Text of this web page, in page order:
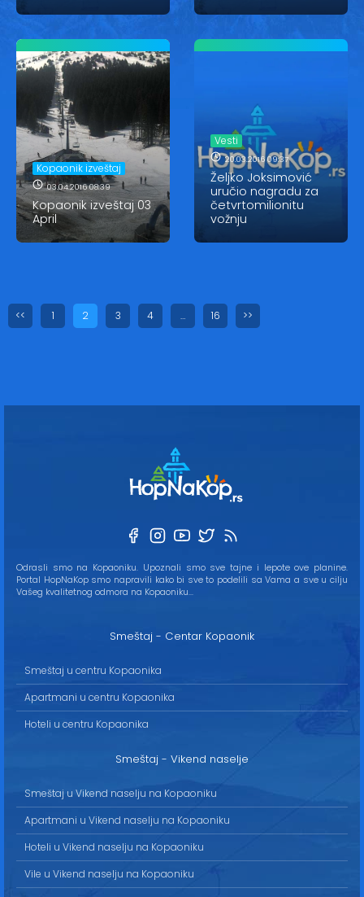
Kopaonik izveštaj
03.04.2016 08:39
Kopaonik izveštaj 03
April
Vesti
20.03.2016 09:37
Željko Joksimović
uručio nagradu za
četvrtomilionitu
vožnju
<< 1 2 3 4 … 16 >>
Odrasli smo na Kopaoniku. Upoznali smo sve tajne i lepote ove planine.
Portal HopNaKop smo napravili kako bi sve to podelili sa Vama a sve u cilju
Vašeg kvalitetnog odmora na Kopaoniku...
Smeštaj - Centar Kopaonik
Smeštaj u centru Kopaonika
Apartmani u centru Kopaonika
Hoteli u centru Kopaonika
Smeštaj - Vikend naselje
Smeštaj u Vikend naselju na Kopaoniku
Apartmani u Vikend naselju na Kopaoniku
Hoteli u Vikend naselju na Kopaoniku
Vile u Vikend naselju na Kopaoniku